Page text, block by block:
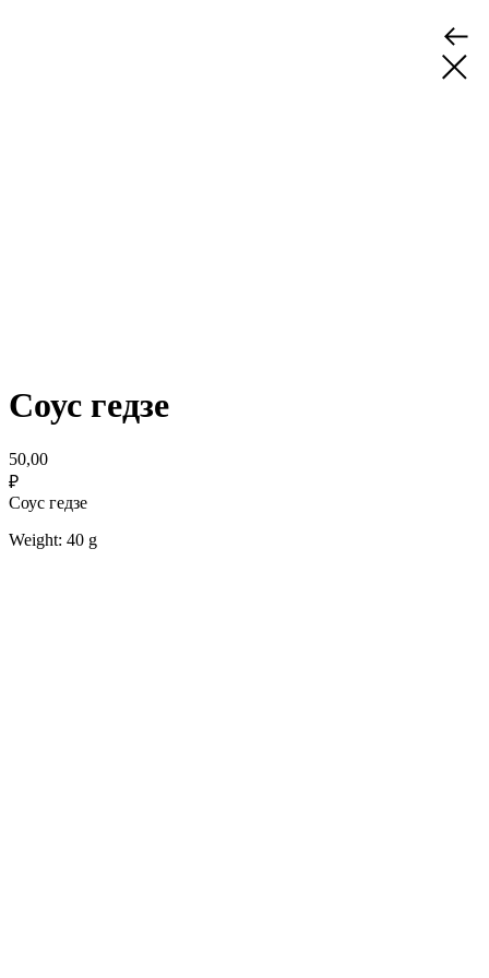
Соус гедзе
50,00
₽
Соус гедзе
Weight: 40 g